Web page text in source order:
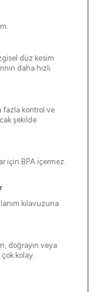
düz kesim
daha hızlı
fazla kontrol ve
şekilde
için BPA içermez.
kılavuzuna
doğrayın veya
çok kolay.